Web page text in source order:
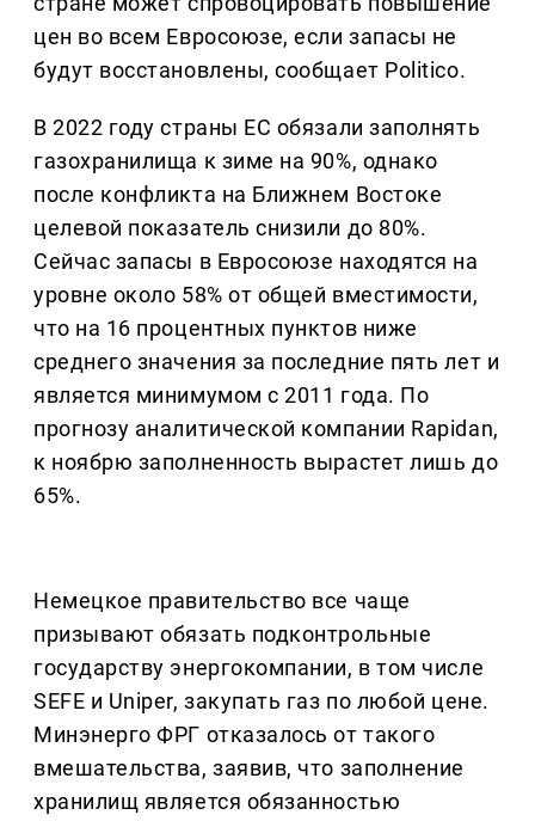
цен во всем Евросоюзе, если запасы не
будут восстановлены, сообщает Politico.
В 2022 году страны ЕС обязали заполнять
газохранилища к зиме на 90%, однако
после конфликта на Ближнем Востоке
целевой показатель снизили до 80%.
Сейчас запасы в Евросоюзе находятся на
уровне около 58% от общей вместимости,
что на 16 процентных пунктов ниже
среднего значения за последние пять лет и
является минимумом с 2011 года. По
прогнозу аналитической компании Rapidan,
к ноябрю заполненность вырастет лишь до
65%.
Немецкое правительство все чаще
призывают обязать подконтрольные
государству энергокомпании, в том числе
SEFE и Uniper, закупать газ по любой цене.
Минэнерго ФРГ отказалось от такого
вмешательства, заявив, что заполнение
хранилищ является обязанностью